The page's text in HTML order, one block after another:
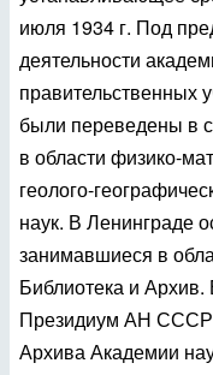
июля 1934 г. Под
деятельности
правительственных
были переведены в
в области физико-
геолого-
наук. В Ленинграде
занимавшиеся в
Библиотека и Архив.
Президиум АН СССР
Архива Академии